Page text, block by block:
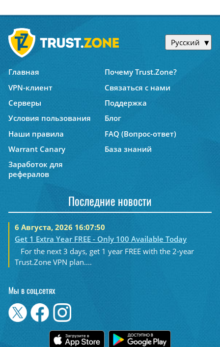
Русский
Главная
Почему Trust.Zone?
VPN-клиент
Связаться с нами
Серверы
Поддержка
Условия пользования
Блог
Наши правила
FAQ (Вопрос-ответ)
Warrant Canary
База знаний
Заработок для
рефералов
Последние новости
6 Августа, 2026 16:07:50
Get 1 Extra Year FREE - Only 100 Available Today
For the next 3 days, get 1 year FREE with the 2-year
Trust.Zone VPN plan....
Мы в соц.сетях